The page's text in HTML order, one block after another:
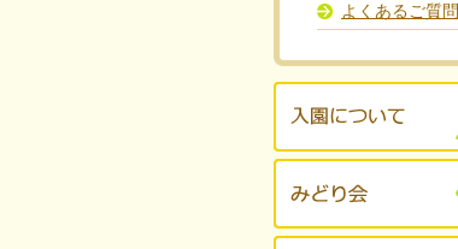
よくあるご質問